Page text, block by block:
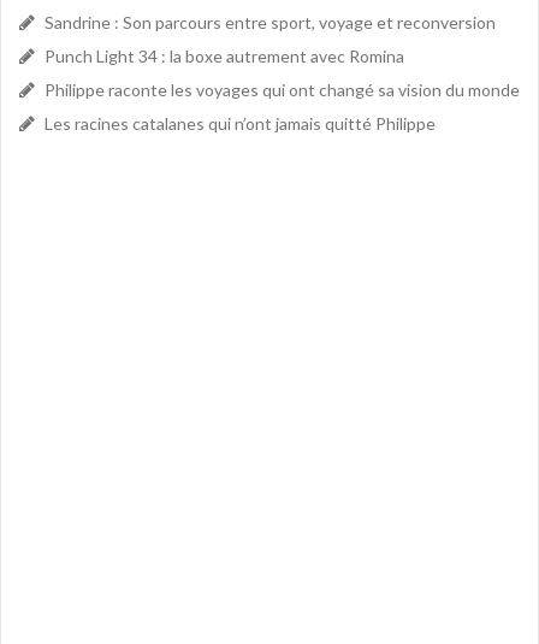
Sandrine : Son parcours entre sport, voyage et reconversion
Punch Light 34 : la boxe autrement avec Romina
Philippe raconte les voyages qui ont changé sa vision du monde
Les racines catalanes qui n’ont jamais quitté Philippe